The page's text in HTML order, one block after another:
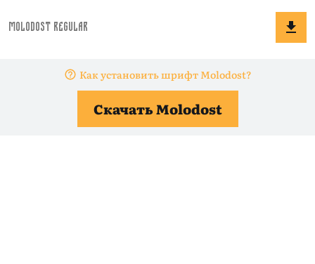
Как установить шрифт Molodost?
Скачать Molodost